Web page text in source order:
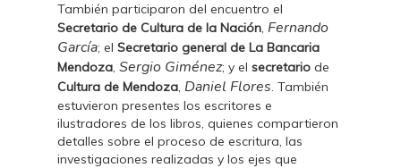
También participaron del encuentro el
Secretario de Cultura de la Nación, Fernando
García; elSecretario general de La Bancaria
Mendoza,Sergio Giménez; y elsecretario de
Cultura de Mendoza, Daniel Flores. También
estuvieron presentes los escritores e
ilustradores de los libros, quienes compartieron
detalles sobre el proceso de escritura, las
investigaciones realizadas y los ejes que